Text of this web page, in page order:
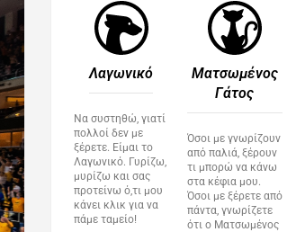
Λαγωνικό
Να συστηθώ, γιατί
πολλοί δεν με
ξέρετε. Είμαι το
Λαγωνικό. Γυρίζω,
μυρίζω και σας
προτείνω ό,τι μου
κάνει κλικ για να
πάμε ταμείο!
Ματσωμένος
Γάτος​
Όσοι με γνωρίζουν
από παλιά, ξέρουν
τι μπορώ να κάνω
στα κέφια μου.
Όσοι με ξέρετε από
πάντα, γνωρίζετε
ότι ο Ματσωμένος